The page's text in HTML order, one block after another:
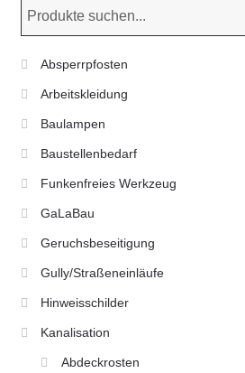
Absperrpfosten
Arbeitskleidung
Baulampen
Baustellenbedarf
Funkenfreies Werkzeug
GaLaBau
Geruchsbeseitigung
Gully/Straßeneinläufe
Hinweisschilder
Kanalisation
Abdeckrosten